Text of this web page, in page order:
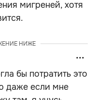
мигреней, хотя
НИЖЕ
бы потратить это
даже если мне